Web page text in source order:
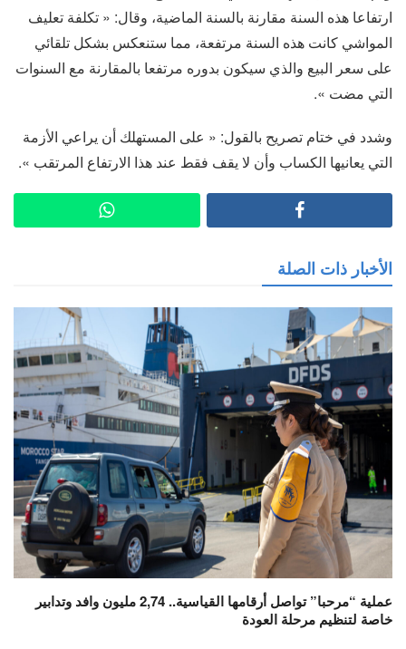
ارتفاعا هذه السنة مقارنة بالسنة الماضية، وقال: « تكلفة تعليف
المواشي كانت هذه السنة مرتفعة، مما ستنعكس بشكل تلقائي
على سعر البيع والذي سيكون بدوره مرتفعا بالمقارنة مع السنوات
التي مضت ».
وشدد في ختام تصريح بالقول: « على المستهلك أن يراعي الأزمة
التي يعانيها الكساب وأن لا يقف فقط عند هذا الارتفاع المرتقب ».
الأخبار ذات الصلة
عملية “مرحبا” تواصل أرقامها القياسية.. 2,74 مليون وافد وتدابير
خاصة لتنظيم مرحلة العودة